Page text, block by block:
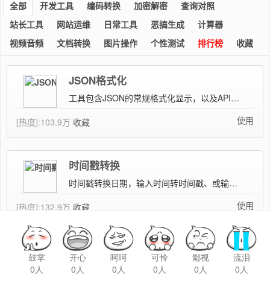
鼓掌
0人
开心
0人
呵呵
0人
可怜
0人
鄙视
0人
流泪
0人